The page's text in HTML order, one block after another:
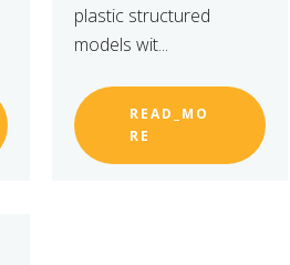
plastic structured
models wit...
READ_MO
RE